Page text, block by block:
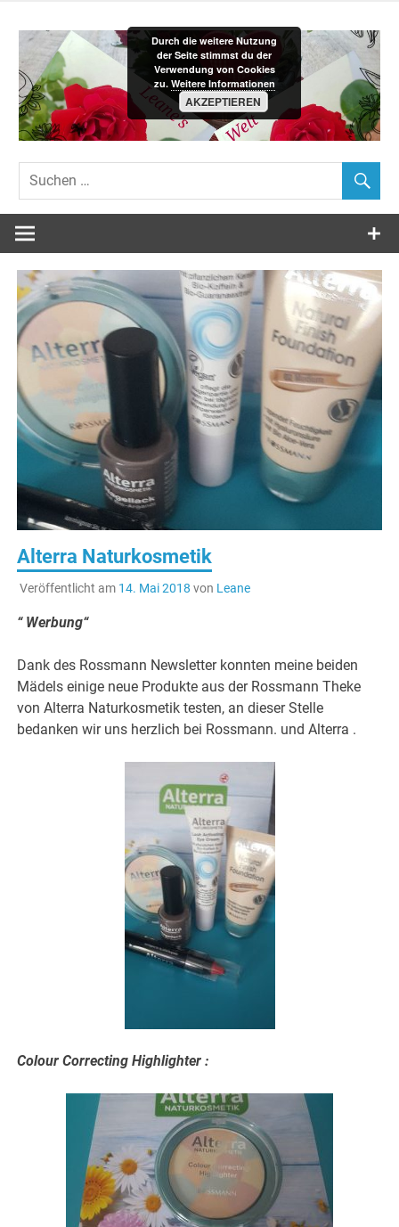
Inhalt
springen
Leane´s-
Welt
Alterra Naturkosmetik
Veröffentlicht am 14. Mai 2018 von Leane
“ Werbung“
Dank des Rossmann Newsletter konnten meine beiden
Mädels einige neue Produkte aus der Rossmann Theke
von Alterra Naturkosmetik testen, an dieser Stelle
bedanken wir uns herzlich bei Rossmann. und Alterra .
Colour Correcting Highlighter :
Durch die weitere Nutzung
der Seite stimmst du der
Verwendung von Cookies
zu. Weitere Informationen
AKZEPTIEREN